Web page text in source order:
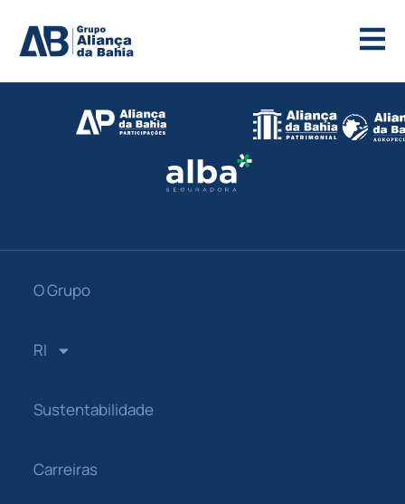
O Grupo
RI
Sustentabilidade
Carreiras